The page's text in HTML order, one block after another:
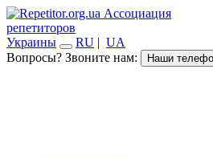
Ассоциация
репетиторов
Украины
RU | UA
Вопросы? Звоните нам:
Наши